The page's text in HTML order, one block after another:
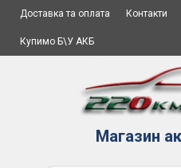
Доставка та оплата Контакти
Купимо Б\У АКБ
Магазин